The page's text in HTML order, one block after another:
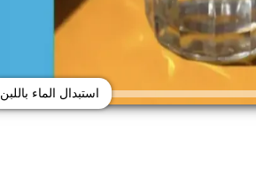
استبدال الماء باللبن